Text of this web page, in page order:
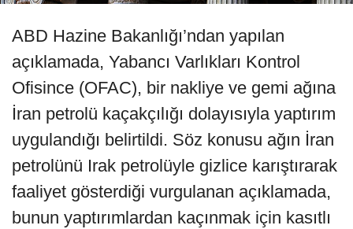
ABD Hazine Bakanlığı’ndan yapılan
açıklamada, Yabancı Varlıkları Kontrol
Ofisince (OFAC), bir nakliye ve gemi ağına
İran petrolü kaçakçılığı dolayısıyla yaptırım
uygulandığı belirtildi. Söz konusu ağın İran
petrolünü Irak petrolüyle gizlice karıştırarak
faaliyet gösterdiği vurgulanan açıklamada,
bunun yaptırımlardan kaçınmak için kasıtlı